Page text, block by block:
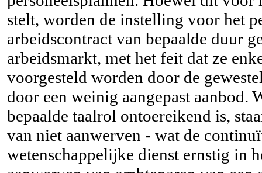
stelt, worden de instelling voor het
arbeidscontract van bepaalde duur
arbeidsmarkt, met het feit dat ze
voorgesteld worden door de
door een weinig aangepast aanbod.
bepaalde taalrol ontoereikend is,
van niet aanwerven - wat de
wetenschappelijke dienst ernstig in